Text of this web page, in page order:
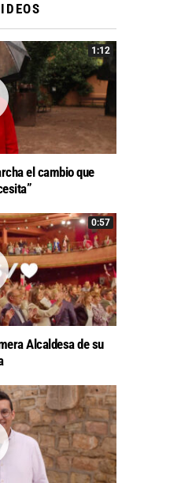
1:12
el cambio que
0:57
Alcaldesa de su